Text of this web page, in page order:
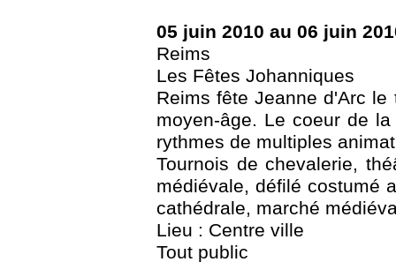
05 juin 2010 au 06 juin
Reims
Les Fêtes Johanniques
Reims fête Jeanne d'Arc
moyen-âge. Le coeur de
rythmes de multiples
Tournois de chevalerie,
médiévale, défilé costumé
cathédrale, marché
Lieu : Centre ville
Tout public